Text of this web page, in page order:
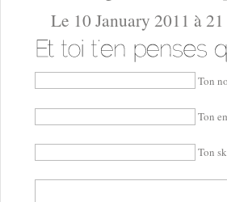
Le 10 January 2011 à
Ton
Ton
Ton